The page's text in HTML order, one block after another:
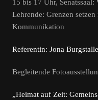
15 bis 17 Uhr,
Lehrende: Grenzen
Kommunikation
Referentin: Jona
Begleitende
„Heimat auf Zeit: